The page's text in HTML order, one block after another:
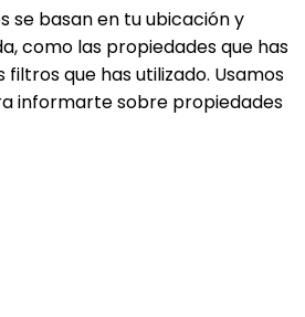
se basan en tu ubicación y
como las propiedades que has
filtros que has utilizado. Usamos
informarte sobre propiedades